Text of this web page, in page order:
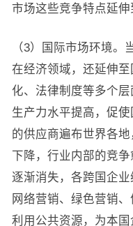
市场这些竞争特点延伸
（3）国际市场环境。
在经济领域，还延伸
化、法律制度等多个
生产力水平提高，促
的供应商遍布世界各
下降，行业内部的竞
逐渐消失，各跨国企业
网络营销、绿色营销
利用公共资源，为本